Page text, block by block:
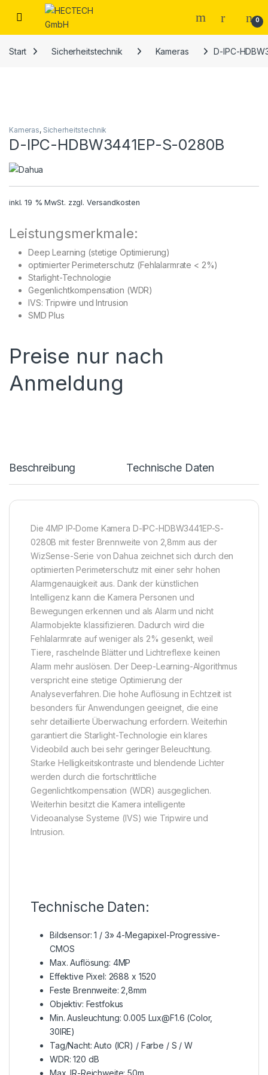
Open 0
Start Sicherheitstechnik Kameras D-IPC-
Kameras, Sicherheitstechnik
D-IPC-HDBW3441EP-S-0280B
inkl. 19 % MwSt. zzgl. Versandkosten
Leistungsmerkmale:
Deep Learning (stetige Optimierung)
optimierter Perimeterschutz (Fehlalarmrate < 2%)
Starlight-Technologie
Gegenlichtkompensation (WDR)
IVS: Tripwire und Intrusion
SMD Plus
Preise nur nach
Anmeldung
Beschreibung Technische Daten
Die 4MP IP-Dome Kamera D-IPC-HDBW3441EP-S-
0280B mit fester Brennweite von 2,8mm aus der
WizSense-Serie von Dahua zeichnet sich durch den
optimierten Perimeterschutz mit einer sehr hohen
Alarmgenauigkeit aus. Dank der künstlichen
Intelligenz kann die Kamera Personen und
Bewegungen erkennen und als Alarm und nicht
Alarmobjekte klassifizieren. Dadurch wird die
Fehlalarmrate auf weniger als 2% gesenkt, weil
Tiere, raschelnde Blätter und Lichtreflexe keinen
Alarm mehr auslösen. Der Deep-Learning-Algorithmus
verspricht eine stetige Optimierung der
Analyseverfahren. Die hohe Auflösung in Echtzeit ist
besonders für Anwendungen geeignet, die eine
sehr detaillierte Überwachung erfordern. Weiterhin
garantiert die Starlight-Technologie ein klares
Videobild auch bei sehr geringer Beleuchtung.
Starke Helligkeitskontraste und blendende Lichter
werden durch die fortschrittliche
Gegenlichtkompensation (WDR) ausgeglichen.
Weiterhin besitzt die Kamera intelligente
Videoanalyse Systeme (IVS) wie Tripwire und
Intrusion.
Technische Daten:
Bildsensor: 1 / 3» 4-Megapixel-Progressive-
CMOS
Max. Auflösung: 4MP
Effektive Pixel: 2688 x 1520
Feste Brennweite: 2,8mm
Objektiv: Festfokus
Min. Ausleuchtung: 0.005 Lux@F1.6 (Color,
30IRE)
Tag/Nacht: Auto (ICR) / Farbe / S / W
WDR: 120 dB